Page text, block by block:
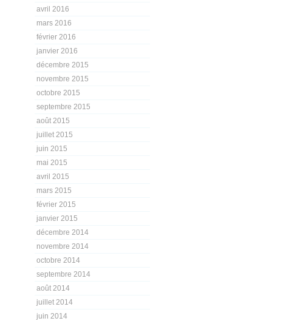
avril 2016
mars 2016
février 2016
janvier 2016
décembre 2015
novembre 2015
octobre 2015
septembre 2015
août 2015
juillet 2015
juin 2015
mai 2015
avril 2015
mars 2015
février 2015
janvier 2015
décembre 2014
novembre 2014
octobre 2014
septembre 2014
août 2014
juillet 2014
juin 2014